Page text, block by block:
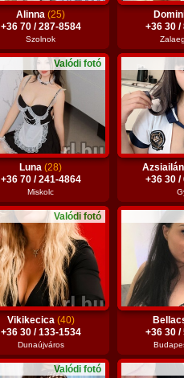
Alinna(25)
+36 70 / 287-8584
Szolnok
+36 30 /
Valódi fotó
Luna(28)
+36 70 / 241-4864
Miskolc
+36 30 /
Valódi fotó
Vikikecica (40)
+36 30 / 133-1534
Dunaújváros
+36 30 /
Valódi fotó